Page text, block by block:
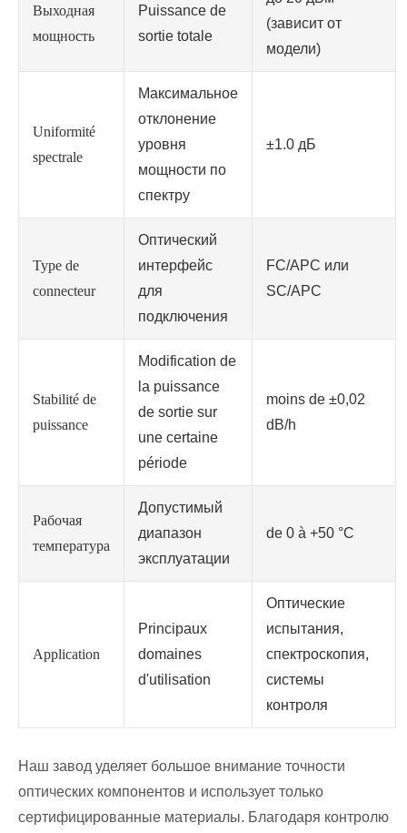
Выходная
мощность
Puissance de
sortie totale
(зависит от
модели)
Uniformité
spectrale
Максимальное
отклонение
уровня
мощности по
спектру
±1.0 дБ
Type de
connecteur
Оптический
интерфейс
для
подключения
FC/APC или
SC/APC
Stabilité de
puissance
Modification de
la puissance
de sortie sur
une certaine
période
moins de ±0,02
dB/h
Рабочая
температура
Допустимый
диапазон
эксплуатации
de 0 à +50 °C
Application
Principaux
domaines
d'utilisation
Оптические
испытания,
спектроскопия,
системы
контроля
Наш завод уделяет большое внимание точности
оптических компонентов и использует только
сертифицированные материалы. Благодаря контролю